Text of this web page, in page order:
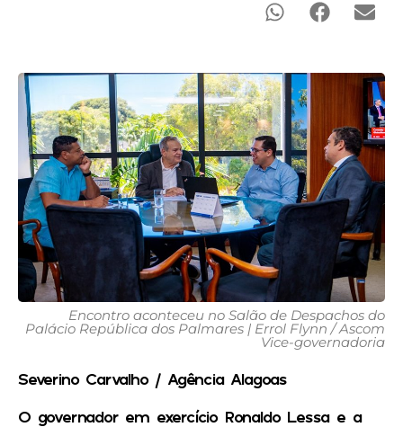
Encontro aconteceu no Salão de Despachos do
Palácio República dos Palmares | Errol Flynn / Ascom
Vice-governadoria
Severino Carvalho / Agência Alagoas
O governador em exercício Ronaldo Lessa e a